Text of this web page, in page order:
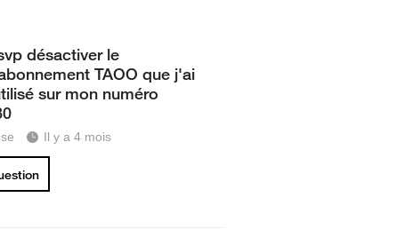
désactiver le
TAOO que j'ai
sur mon numéro
Il y a 4 mois